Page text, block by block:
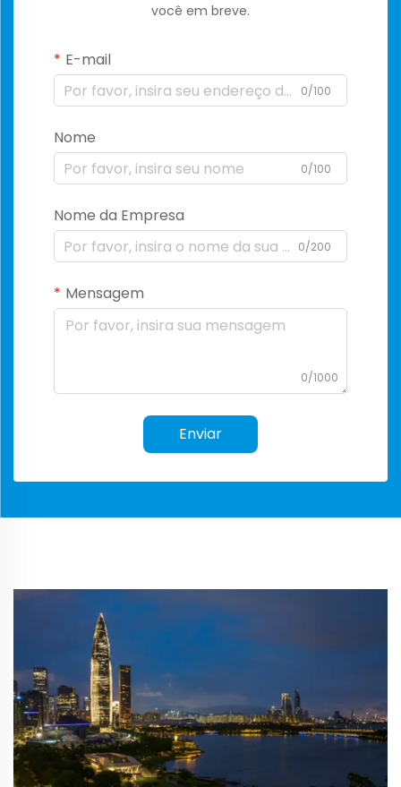
você em breve.
E-mail
0/100
Nome
0/100
Nome da Empresa
0/200
Mensagem
0/1000
Enviar